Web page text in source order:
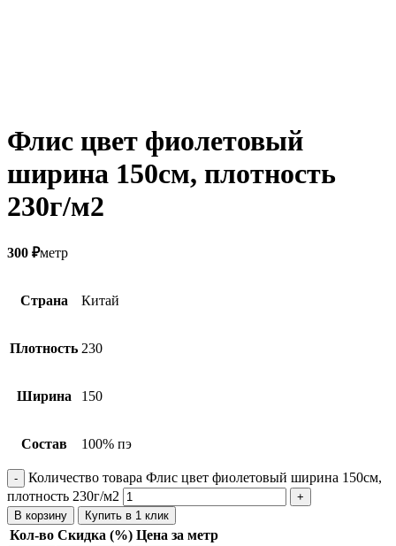
Флис цвет фиолетовый
ширина 150см, плотность
230г/м2
300 ₽метр
Страна Китай
Плотность 230
Ширина 150
Состав 100% пэ
Количество товара Флис цвет фиолетовый ширина 150см,
плотность 230г/м2
В корзину Купить в 1 клик
Кол-во Скидка (%) Цена за метр